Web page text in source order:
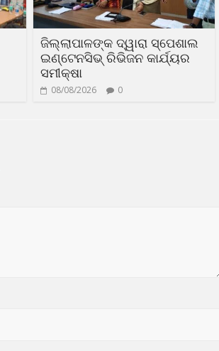
ଜିଲ୍ଲାପାଳଙ୍କ ଦ୍ୱାରା ସ୍ପେଶାଲ
ଇଣ୍ଟେନସିଭ୍ ରିଭିଜନ କାର୍ଯ୍ୟର
ସମୀକ୍ଷା
08/08/2026 0